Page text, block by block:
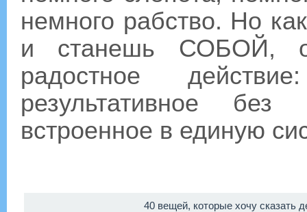
немного рабство. Но
и станешь СОБОЙ,
радостное
результативное без
встроенное в единую
40 вещей, которые хочу сказать